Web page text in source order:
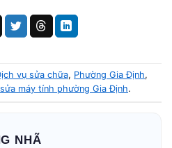
TẠI TP.HCM
TÍN – TẬN NƠI TP.HCM
vụ sửa chữa, Phường Gia Định,
sửa máy tính phường Gia Định.
NHÃ